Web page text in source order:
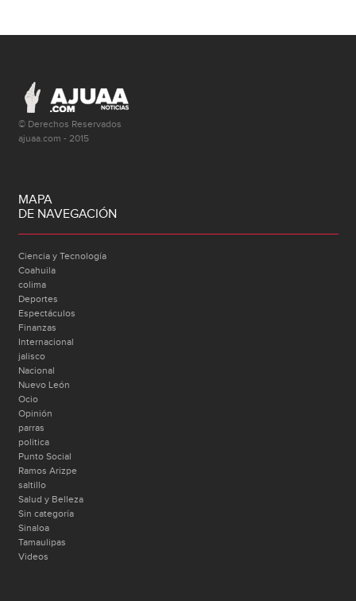
© Derechos Reservados
ajuaa.com - 2015
MAPA
DE NAVEGACIÓN
Ciencia y Tecnología
Coahuila
colima
Deportes
Espectáculos
Finanzas
Internacional
jalisco
Nacional
Nuevo León
Ocio
Opinión
parras
politica
Punto Social
Ramos Arizpe
saltillo
Salud y Belleza
Sin categoría
Sinaloa
Tamaulipas
Videos